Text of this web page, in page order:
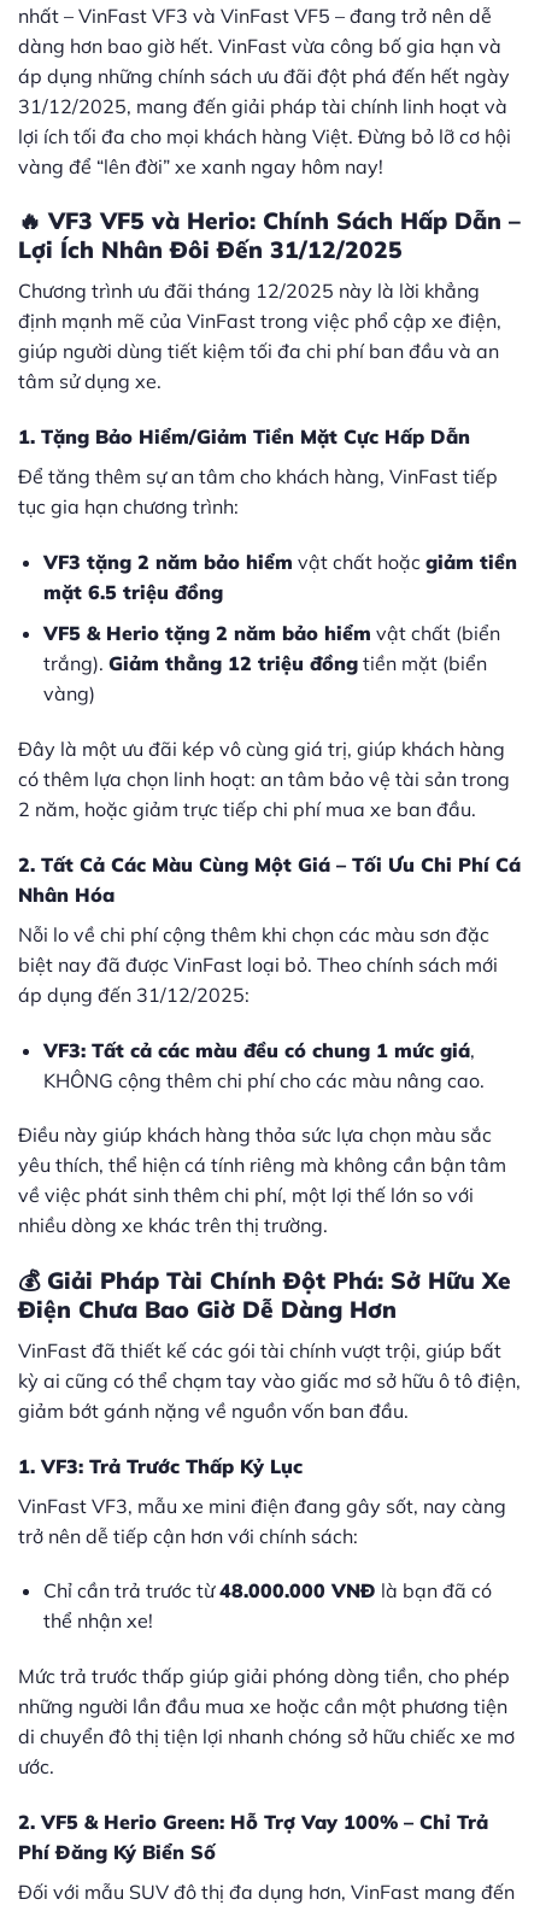
nhất – VinFast VF3 và VinFast VF5 – đang trở nên dễ
dàng hơn bao giờ hết. VinFast vừa công bố gia hạn và
áp dụng những chính sách ưu đãi đột phá đến hết ngày
31/12/2025, mang đến giải pháp tài chính linh hoạt và
lợi ích tối đa cho mọi khách hàng Việt. Đừng bỏ lỡ cơ hội
vàng để “lên đời” xe xanh ngay hôm nay!
🔥 VF3 VF5 và Herio: Chính Sách Hấp Dẫn –
Lợi Ích Nhân Đôi Đến 31/12/2025
Chương trình ưu đãi tháng 12/2025 này là lời khẳng
định mạnh mẽ của VinFast trong việc phổ cập xe điện,
giúp người dùng tiết kiệm tối đa chi phí ban đầu và an
tâm sử dụng xe.
1. Tặng Bảo Hiểm/Giảm Tiền Mặt Cực Hấp Dẫn
Để tăng thêm sự an tâm cho khách hàng, VinFast tiếp
tục gia hạn chương trình:
VF3 tặng 2 năm bảo hiểm vật chất hoặc giảm tiền
mặt 6.5 triệu đồng
VF5 & Herio tặng 2 năm bảo hiểm vật chất (biển
trắng). Giảm thẳng 12 triệu đồngtiền mặt (biển
vàng)
Đây là một ưu đãi kép vô cùng giá trị, giúp khách hàng
có thêm lựa chọn linh hoạt: an tâm bảo vệ tài sản trong
2 năm, hoặc giảm trực tiếp chi phí mua xe ban đầu.
2. Tất Cả Các Màu Cùng Một Giá – Tối Ưu Chi Phí Cá
Nhân Hóa
Nỗi lo về chi phí cộng thêm khi chọn các màu sơn đặc
biệt nay đã được VinFast loại bỏ. Theo chính sách mới
áp dụng đến 31/12/2025:
VF3: Tất cả các màu đều có chung 1 mức giá,
KHÔNG cộng thêm chi phí cho các màu nâng cao.
Điều này giúp khách hàng thỏa sức lựa chọn màu sắc
yêu thích, thể hiện cá tính riêng mà không cần bận tâm
về việc phát sinh thêm chi phí, một lợi thế lớn so với
nhiều dòng xe khác trên thị trường.
💰 Giải Pháp Tài Chính Đột Phá: Sở Hữu Xe
Điện Chưa Bao Giờ Dễ Dàng Hơn
VinFast đã thiết kế các gói tài chính vượt trội, giúp bất
kỳ ai cũng có thể chạm tay vào giấc mơ sở hữu ô tô điện,
giảm bớt gánh nặng về nguồn vốn ban đầu.
1. VF3: Trả Trước Thấp Kỷ Lục
VinFast VF3, mẫu xe mini điện đang gây sốt, nay càng
trở nên dễ tiếp cận hơn với chính sách:
Chỉ cần trả trước từ48.000.000 VNĐ là bạn đã có
thể nhận xe!
Mức trả trước thấp giúp giải phóng dòng tiền, cho phép
những người lần đầu mua xe hoặc cần một phương tiện
di chuyển đô thị tiện lợi nhanh chóng sở hữu chiếc xe mơ
ước.
2. VF5 & Herio Green: Hỗ Trợ Vay 100% – Chỉ Trả
Phí Đăng Ký Biển Số
Đối với mẫu SUV đô thị đa dụng hơn, VinFast mang đến